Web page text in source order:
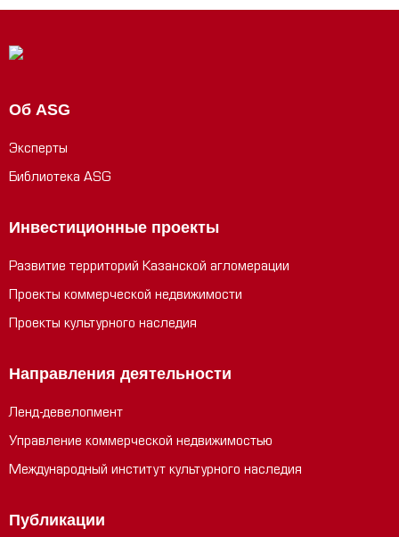
Об ASG
Эксперты
Библиотека ASG
Инвестиционные проекты
Развитие территорий Казанской агломерации
Проекты коммерческой недвижимости
Проекты культурного наследия
Направления деятельности
Ленд-девелопмент
Управление коммерческой недвижимостью
Международный институт культурного наследия
Публикации